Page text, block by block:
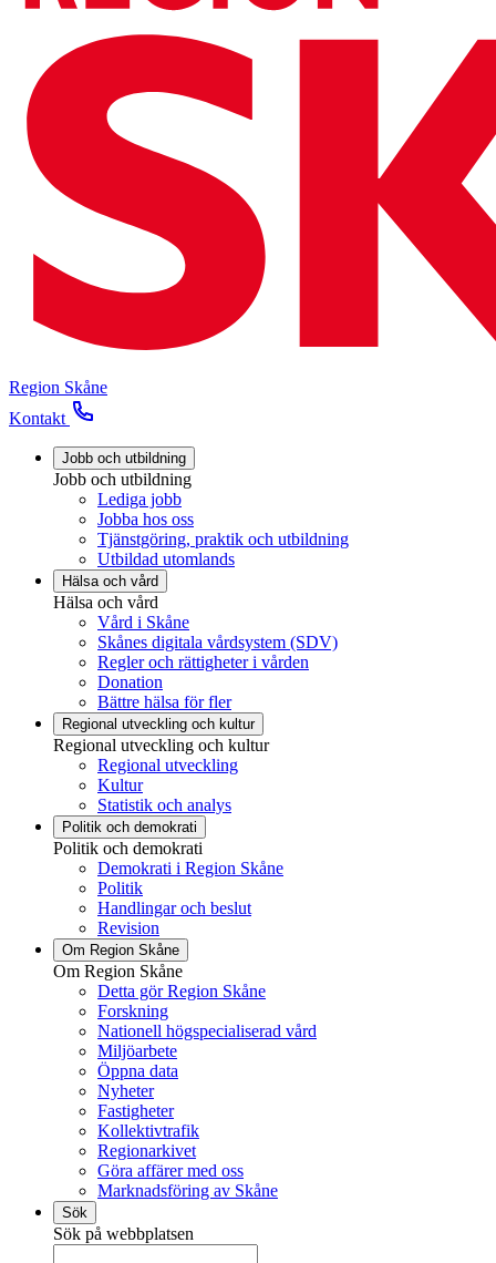
Region Skåne
Kontakt
Jobb och utbildning
Jobb och utbildning
Lediga jobb
Jobba hos oss
Tjänstgöring, praktik och utbildning
Utbildad utomlands
Hälsa och vård
Hälsa och vård
Vård i Skåne
Skånes digitala vårdsystem (SDV)
Regler och rättigheter i vården
Donation
Bättre hälsa för fler
Regional utveckling och kultur
Regional utveckling och kultur
Regional utveckling
Kultur
Statistik och analys
Politik och demokrati
Politik och demokrati
Demokrati i Region Skåne
Politik
Handlingar och beslut
Revision
Om Region Skåne
Om Region Skåne
Detta gör Region Skåne
Forskning
Nationell högspecialiserad vård
Miljöarbete
Öppna data
Nyheter
Fastigheter
Kollektivtrafik
Regionarkivet
Göra affärer med oss
Marknadsföring av Skåne
Sök
Sök på webbplatsen